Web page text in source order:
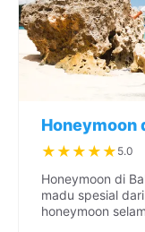
Honeymoon
★ ★ ★ ★ ★ 5.0
Honeymoon di
madu spesial
honeymoon